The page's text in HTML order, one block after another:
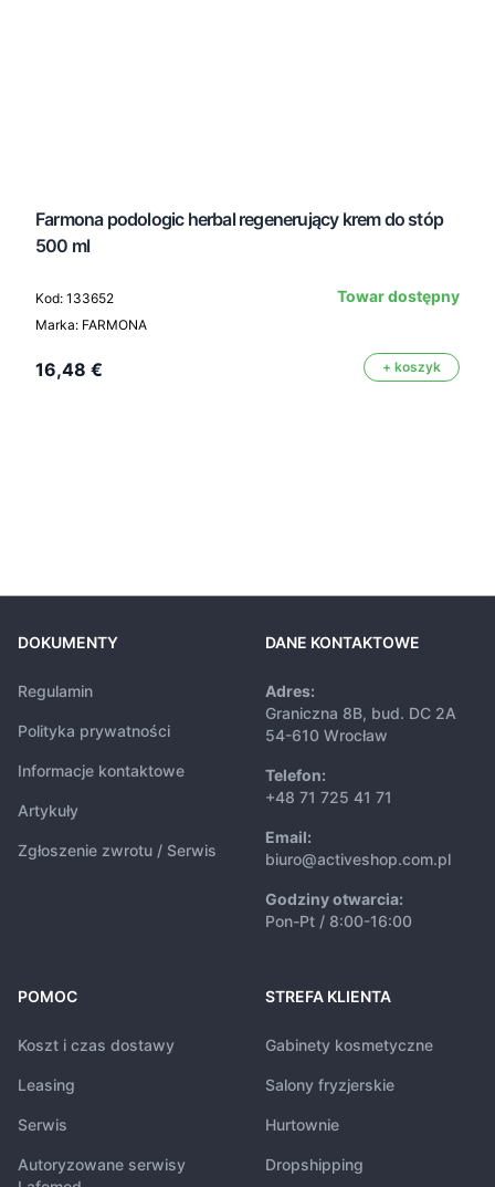
Farmona podologic herbal regenerujący krem do stóp
500 ml
Kod: 133652
Marka: FARMONA
Towar dostępny
16,48 € + koszyk
DOKUMENTY
Regulamin
Polityka prywatności
Informacje kontaktowe
Artykuły
Zgłoszenie zwrotu / Serwis
DANE KONTAKTOWE
Adres:
Graniczna 8B, bud. DC 2A
54-610 Wrocław
Telefon:
+48 71 725 41 71
Email:
biuro@activeshop.com.pl
Godziny otwarcia:
Pon-Pt / 8:00-16:00
POMOC
Koszt i czas dostawy
Leasing
Serwis
Autoryzowane serwisy
STREFA KLIENTA
Gabinety kosmetyczne
Salony fryzjerskie
Hurtownie
Dropshipping